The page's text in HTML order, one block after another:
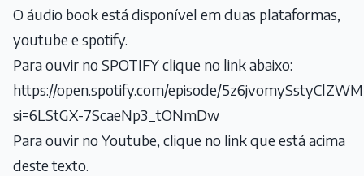
O áudio book está disponível em duas plataformas,
youtube e spotify.
Para ouvir no SPOTIFY clique no link abaixo:
https://open.spotify.com/episode/
si=6LStGX-7ScaeNp3_tONmDw
Para ouvir no Youtube, clique no link que está acima
deste texto.